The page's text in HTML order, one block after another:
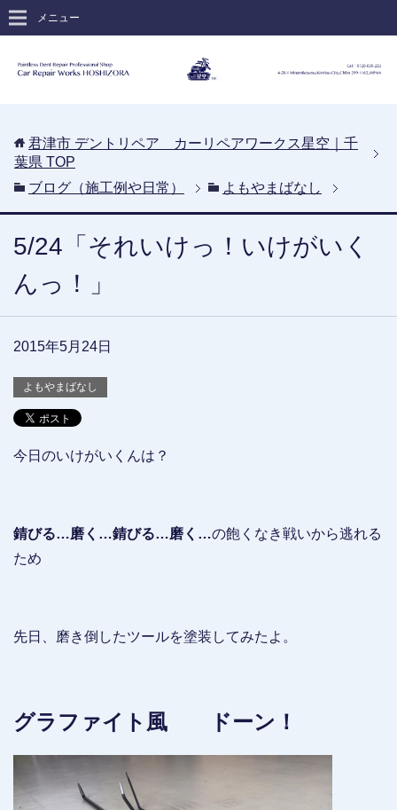
メニュー
君津市 デントリペア カーリペアワークス星空｜千
葉県 TOP
ブログ（施工例や日常）
よもやまばなし
5/24「それいけっ！いけがいく
んっ！」
2015年5月24日
よもやまばなし
今日のいけがいくんは？
錆びる…磨く…錆びる…磨く…の飽くなき戦いから逃れる
ため
先日、磨き倒したツールを塗装してみたよ。
グラファイト風 ドーン！